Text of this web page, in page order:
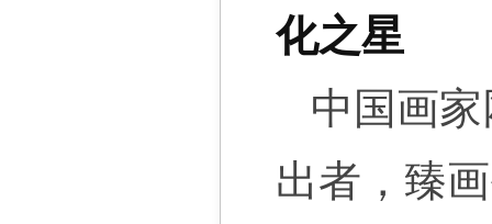
化之星
中国画家
出者，臻